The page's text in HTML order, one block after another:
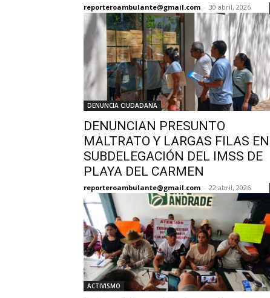
reporteroambulante@gmail.com - 30 abril, 2026
DENUNCIA CIUDADANA
DENUNCIAN PRESUNTO
MALTRATO Y LARGAS FILAS EN
SUBDELEGACIÓN DEL IMSS DE
PLAYA DEL CARMEN
reporteroambulante@gmail.com - 22 abril, 2026
ACTIVISMO